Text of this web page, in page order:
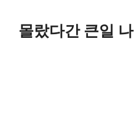
몰랐다간 큰일 나